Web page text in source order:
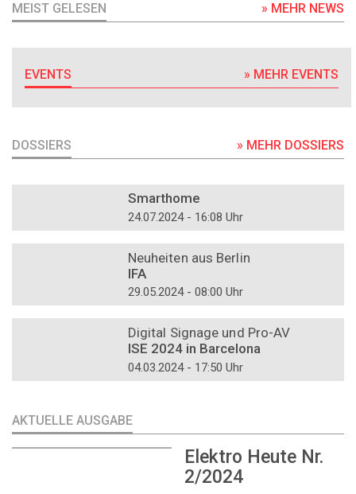
MEIST GELESEN » MEHR NEWS
EVENTS » MEHR EVENTS
DOSSIERS » MEHR DOSSIERS
Smarthome
24.07.2024 - 16:08 Uhr
Neuheiten aus Berlin
IFA
29.05.2024 - 08:00 Uhr
Digital Signage und Pro-AV
ISE 2024 in Barcelona
04.03.2024 - 17:50 Uhr
AKTUELLE AUSGABE
Elektro Heute Nr.
2/2024